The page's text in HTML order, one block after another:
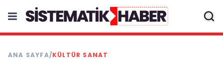
ANA SAYFA/KÜLTÜR SANAT